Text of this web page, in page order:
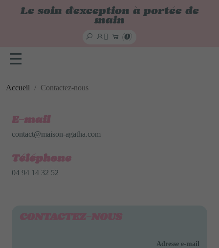
Le soin d'exception à portée de
main
 (0)
☰
Accueil Contactez-nous
E-mail
contact@maison-agatha.com
Téléphone
04 94 14 32 52
CONTACTEZ-NOUS
Adresse e-mail